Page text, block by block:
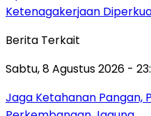
Ketenagakerjaan
Berita Terkait
Sabtu, 8 Agustus 2026 -
Jaga Ketahanan Pangan,